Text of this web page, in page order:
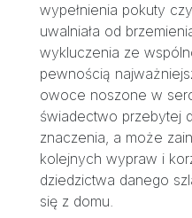
wypełnienia pokuty
uwalniała od
wykluczenia ze
pewnością
owoce noszone w
świadectwo przebytej
znaczenia, a może
kolejnych wypraw i
dziedzictwa danego
się z domu.